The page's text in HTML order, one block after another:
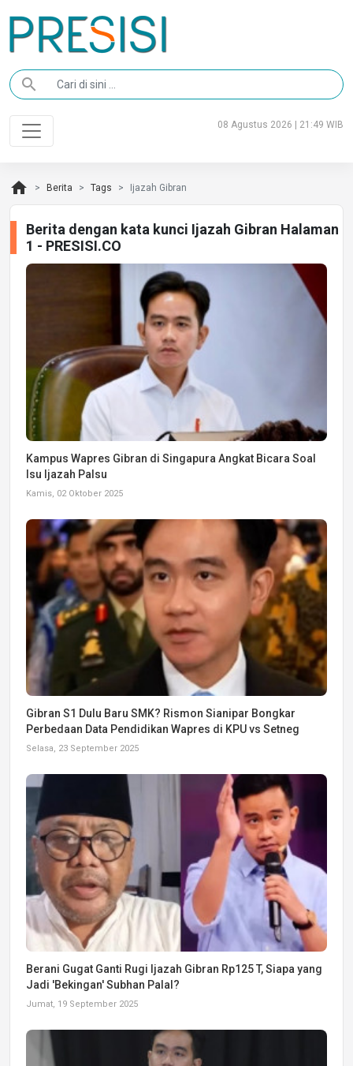
search
08 Agustus 2026 | 21:49 WIB
home Berita Tags Ijazah Gibran
Berita dengan kata kunci Ijazah Gibran Halaman
1 - PRESISI.CO
Kampus Wapres Gibran di Singapura Angkat Bicara Soal
Isu Ijazah Palsu
Kamis, 02 Oktober 2025
Gibran S1 Dulu Baru SMK? Rismon Sianipar Bongkar
Perbedaan Data Pendidikan Wapres di KPU vs Setneg
Selasa, 23 September 2025
Berani Gugat Ganti Rugi Ijazah Gibran Rp125 T, Siapa yang
Jadi 'Bekingan' Subhan Palal?
Jumat, 19 September 2025